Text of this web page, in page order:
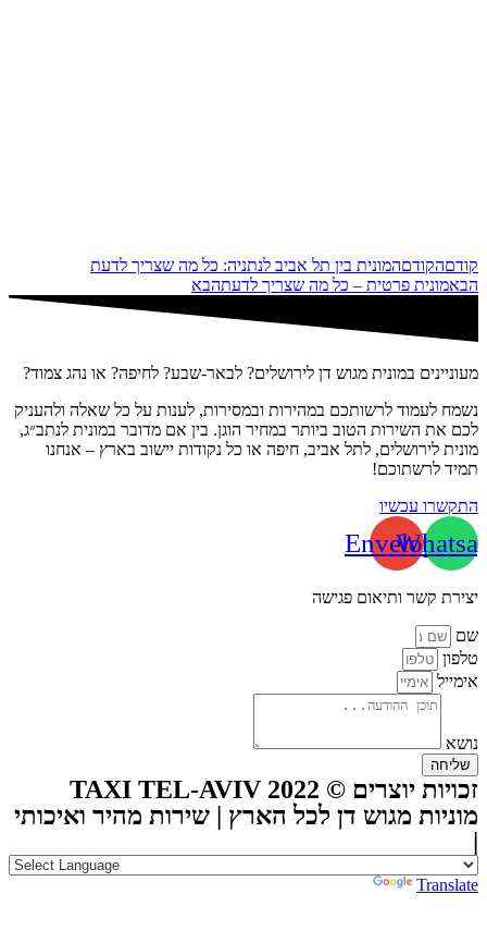
קודםהקודםהמונית בין תל אביב לנתניה: כל מה שצריך לדעת
הבאמונית פרטית – כל מה שצריך לדעתהבא
מעוניינים במונית מגוש דן לירושלים? לבאר-שבע? לחיפה? או נהג צמוד?
נשמח לעמוד לרשותכם במהירות ובמסירות, לענות על כל שאלה ולהעניק
לכם את השירות הטוב ביותר במחיר הוגן. בין אם מדובר במונית לנתב״ג,
מונית לירושלים, לתל אביב, חיפה או כל נקודות יישוב בארץ – אנחנו
תמיד לרשתוכם!
התקשרו עכשיו
Envelope
יצירת קשר ותיאום פגישה
שם
טלפון
אימייל
נושא
שליחה
מוניות מגוש דן לכל הארץ | שירות מהיר ואיכותי
|
Translate